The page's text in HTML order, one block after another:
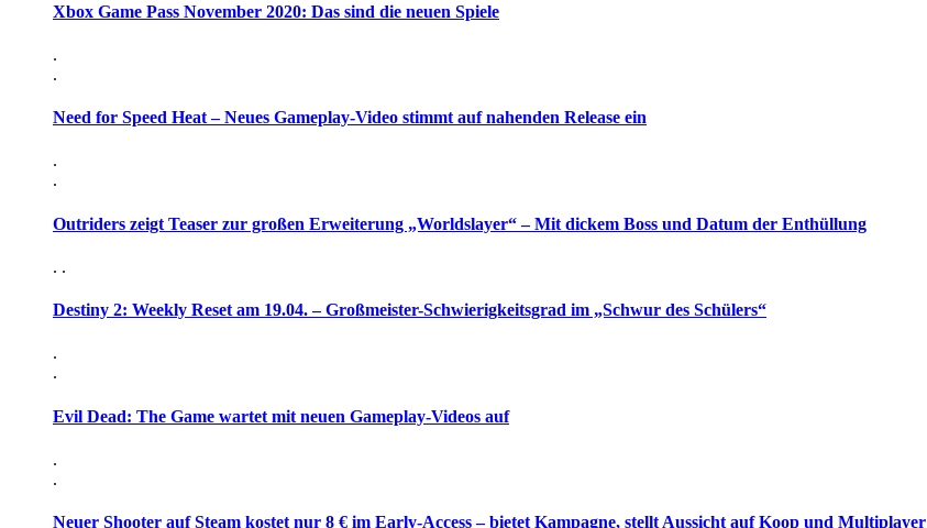
Xbox Game Pass November 2020: Das sind die neuen Spiele
.
.
Need for Speed Heat – Neues Gameplay-Video stimmt auf nahenden Release ein
.
.
Outriders zeigt Teaser zur großen Erweiterung „Worldslayer“ – Mit dickem Boss und Datum der Enthüllung
. .
Destiny 2: Weekly Reset am 19.04. – Großmeister-Schwierigkeitsgrad im „Schwur des Schülers“
.
.
Evil Dead: The Game wartet mit neuen Gameplay-Videos auf
.
.
Neuer Shooter auf Steam kostet nur 8 € im Early-Access – bietet Kampagne, stellt Aussicht auf Koop und Multiplayer